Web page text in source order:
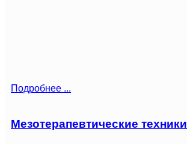
Подробнее ...
Мезотерапевтические техники